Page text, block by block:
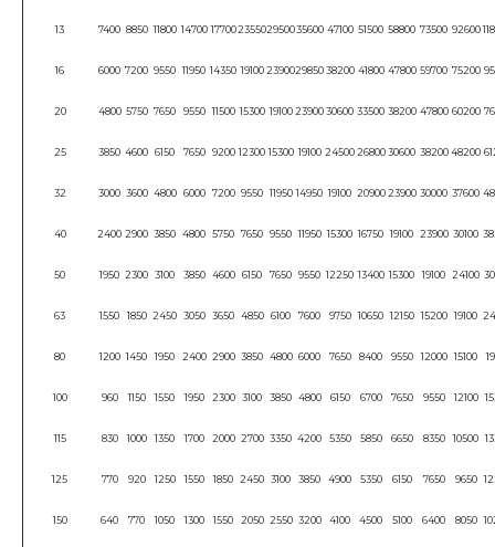
13 7400 8850 11800 14700 17700235502950035600 47100 51500 58800 73500 92600
16 6000 7200 9550 11950 14350 19100 239002985038200 41800 47800 59700 75200
20 4800 5750 7650 9550 11500 15300 19100 2390030600 33500 38200 47800 60200
25 3850 4600 6150 7650 9200 12300 15300 19100 2450026800 30600 38200 48200
32 3000 3600 4800 6000 7200 9550 11950 14950 19100 20900 23900 30000 37600
40 2400 2900 3850 4800 5750 7650 9550 11950 15300 16750 19100 23900 30100
50 1950 2300 3100 3850 4600 6150 7650 9550 12250 13400 15300 19100 24100
63 1550 1850 2450 3050 3650 4850 6100 7600 9750 10650 12150 15200 19100
80 1200 1450 1950 2400 2900 3850 4800 6000 7650 8400 9550 12000 15100
100 960 1150 1550 1950 2300 3100 3850 4800 6150 6700 7650 9550 12100
115 830 1000 1350 1700 2000 2700 3350 4200 5350 5850 6650 8350 10500
125 770 920 1250 1550 1850 2450 3100 3850 4900 5350 6150 7650 9650
150 640 770 1050 1300 1550 2050 2550 3200 4100 4500 5100 6400 8050